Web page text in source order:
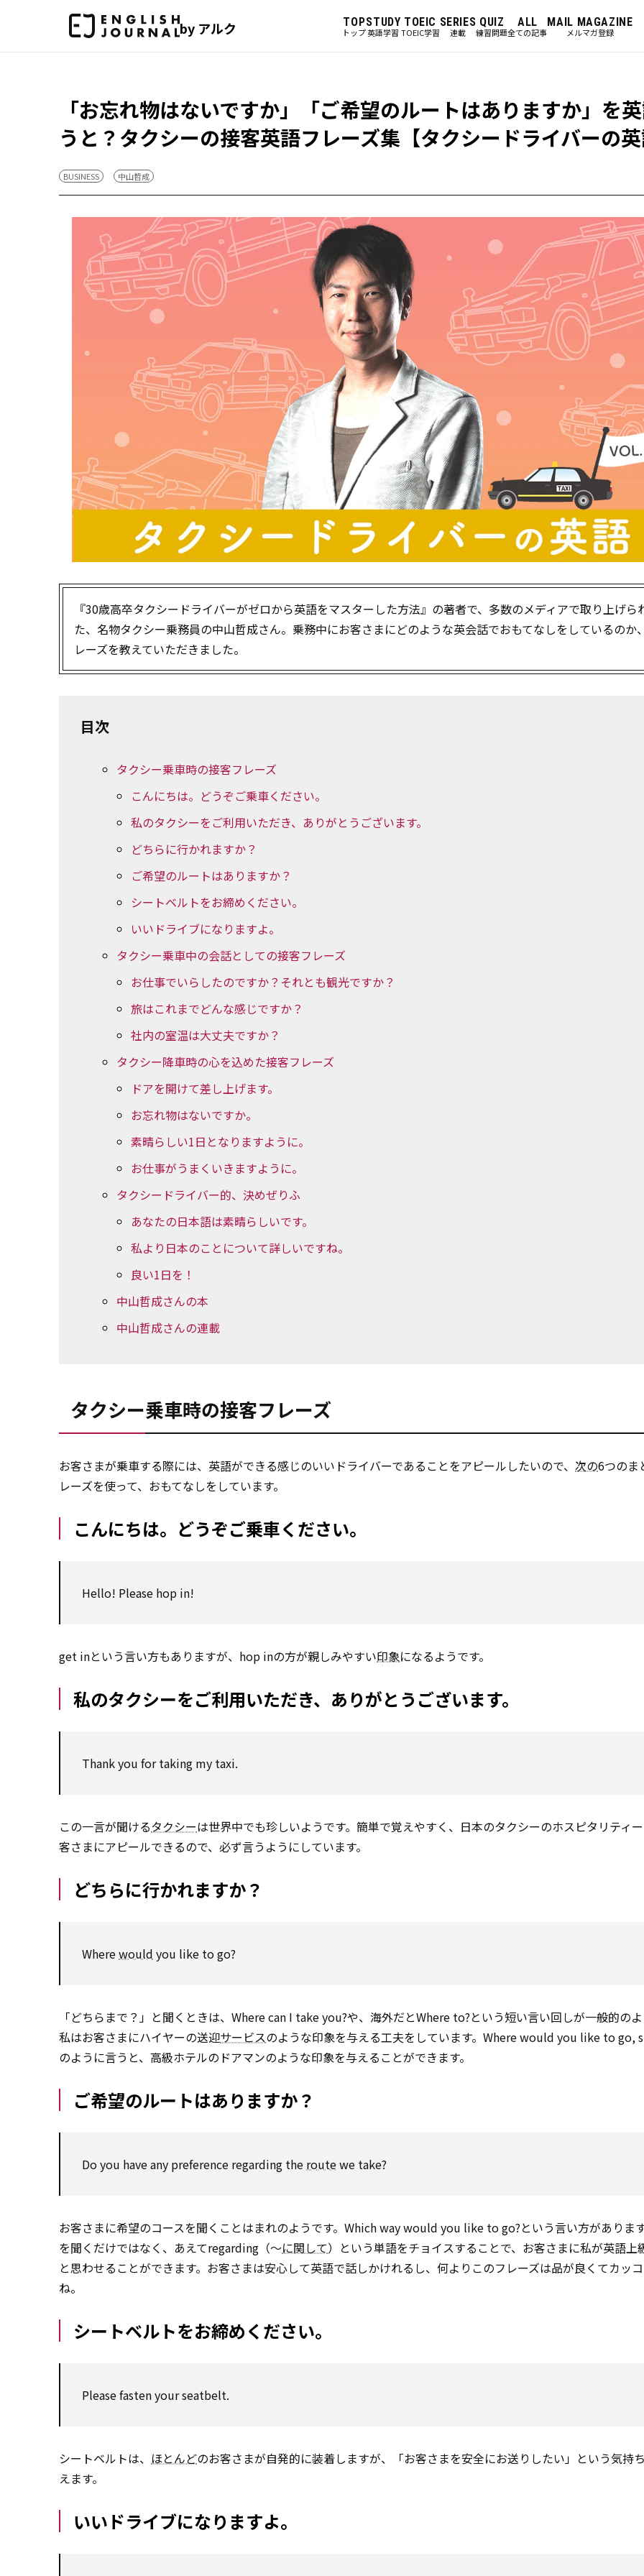
by アルク TOP
トップ
STUDY
英語学習
TOEIC
TOEIC学習
SERIES
連載
QUIZ
練習問題
ALL
全ての記事
MAIL MAGAZINE
メルマガ登録
「お忘れ物はないですか」「ご希望のルートはありますか」を
うと？タクシーの接客英語フレーズ集【タクシードライバーの英
BUSINESS 中山哲成
『30歳高卒タクシードライバーがゼロから英語をマスターした方法』の著者で、多数のメディアで取り上げら
た、名物タクシー乗務員の中山哲成さん。乗務中にお客さまにどのような英会話でおもてなしをしているのか
レーズを教えていただきました。
目次
タクシー乗車時の接客フレーズ
こんにちは。どうぞご乗車ください。
私のタクシーをご利用いただき、ありがとうございます。
どちらに行かれますか？
ご希望のルートはありますか？
シートベルトをお締めください。
いいドライブになりますよ。
タクシー乗車中の会話としての接客フレーズ
お仕事でいらしたのですか？それとも観光ですか？
旅はこれまでどんな感じですか？
社内の室温は大丈夫ですか？
タクシー降車時の心を込めた接客フレーズ
ドアを開けて差し上げます。
お忘れ物はないですか。
素晴らしい1日となりますように。
お仕事がうまくいきますように。
タクシードライバー的、決めぜりふ
あなたの日本語は素晴らしいです。
私より日本のことについて詳しいですね。
良い1日を！
中山哲成さんの本
中山哲成さんの連載
タクシー乗車時の接客フレーズ
お客さまが乗車する際には、英語ができる感じのいいドライバーであることをアピールしたいので、 次の6つのま
レーズを使って、おもてなしをしています。
こんにちは。どうぞご乗車ください。
Hello! Please hop in!
get inという言い方もありますが、hop inの方が親しみやすい印象になるようです。
私のタクシーをご利用いただき、ありがとうございます。
Thank you for taking my taxi.
この一言が聞けるタクシーは世界中でも珍しいようです。簡単で覚えやすく、日本のタクシーのホスピタリティ
客さまにアピールできるので、必ず言うようにしています。
どちらに行かれますか？
Wherewould you like to go?
「どちらまで？」と聞くときは、Where can I take you?や、海外だとWhere to?という短い言い回しが一般的のよ
私はお客さまにハイヤーの送迎サービスのような印象を与える工夫をしています。Where would you like to go,
のように言うと、高級ホテルのドアマンのような印象を与えることができます。
ご希望のルートはありますか？
Do you have any preference regarding the routewe take?
お客さまに希望のコースを聞くことはまれのようです。Which way would you like to go?という言い方がありま
を聞くだけではなく、あえてregarding（〜に関して）という単語をチョイスすることで、お客さまに私が英語上
と思わせることができます。お客さまは安心して英語で話しかけれるし、何よりこのフレーズは品が良くてカッ
ね。
シートベルトをお締めください。
Please fasten your seatbelt.
シートベルトは、 ほとんどのお客さまが自発的に装着しますが、「お客さまを安全にお送りしたい」という気持
えます。
いいドライブになりますよ。